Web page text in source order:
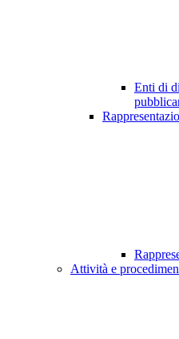
Enti di
Attività e